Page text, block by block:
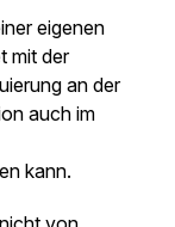
eigenen
mit der
an der
auch im
kann.